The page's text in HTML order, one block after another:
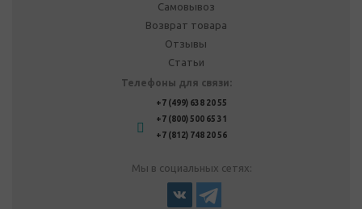
Самовывоз
Возврат товара
Отзывы
Статьи
Телефоны для связи:
+7 (499) 638 20 55
+7 (800) 500 65 31
+7 (812) 748 20 56
Мы в социальных сетях: